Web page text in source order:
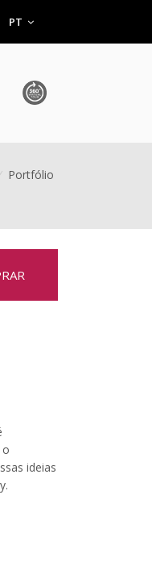
PT
Portfólio
ideias